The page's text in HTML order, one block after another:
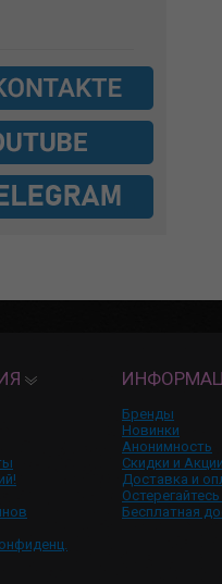
Бренды
Новинки
Анонимность
Скидки и Акции
Доставка и
Бесплатная